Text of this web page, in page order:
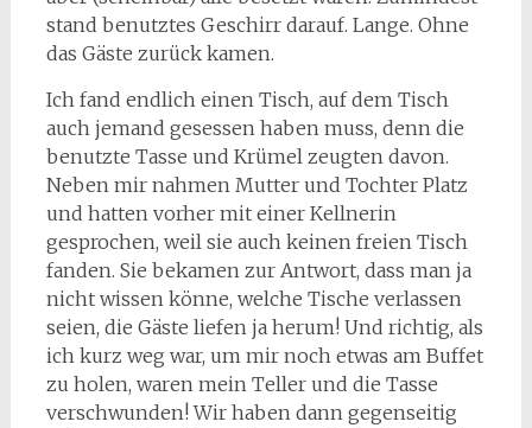
stand benutztes Geschirr darauf. Lange. Ohne
das Gäste zurück kamen.
Ich fand endlich einen Tisch, auf dem Tisch
auch jemand gesessen haben muss, denn die
benutzte Tasse und Krümel zeugten davon.
Neben mir nahmen Mutter und Tochter Platz
und hatten vorher mit einer Kellnerin
gesprochen, weil sie auch keinen freien Tisch
fanden. Sie bekamen zur Antwort, dass man ja
nicht wissen könne, welche Tische verlassen
seien, die Gäste liefen ja herum! Und richtig, als
ich kurz weg war, um mir noch etwas am Buffet
zu holen, waren mein Teller und die Tasse
verschwunden! Wir haben dann gegenseitig